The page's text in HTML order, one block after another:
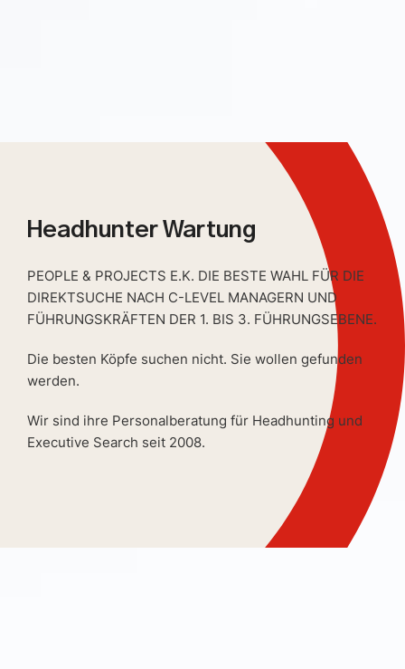
Headhunter Wartung
PEOPLE & PROJECTS E.K. DIE BESTE WAHL FÜR DIE
DIREKTSUCHE NACH C-LEVEL MANAGERN UND
FÜHRUNGSKRÄFTEN DER 1. BIS 3. FÜHRUNGSEBENE.
Die besten Köpfe suchen nicht. Sie wollen gefunden
werden.
Wir sind ihre Personalberatung für Headhunting und
Executive Search seit 2008.